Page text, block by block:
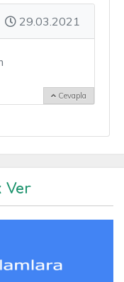
29.03.2021
Cevapla
Ver